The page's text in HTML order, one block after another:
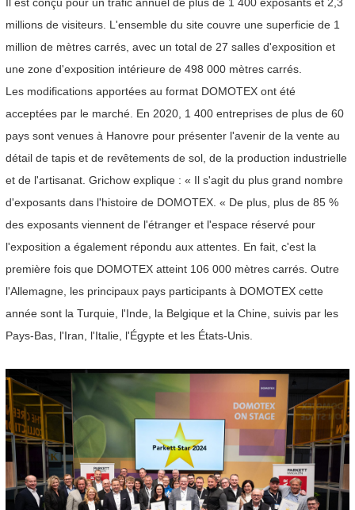
millions de visiteurs. L'ensemble du site couvre une superficie de 1
million de mètres carrés, avec un total de 27 salles d'exposition et
une zone d'exposition intérieure de 498 000 mètres carrés.
Les modifications apportées au format DOMOTEX ont été
acceptées par le marché. En 2020, 1 400 entreprises de plus de 60
pays sont venues à Hanovre pour présenter l'avenir de la vente au
détail de tapis et de revêtements de sol, de la production industrielle
et de l'artisanat. Grichow explique : « Il s'agit du plus grand nombre
d'exposants dans l'histoire de DOMOTEX. « De plus, plus de 85 %
des exposants viennent de l'étranger et l'espace réservé pour
l'exposition a également répondu aux attentes. En fait, c'est la
première fois que DOMOTEX atteint 106 000 mètres carrés. Outre
l'Allemagne, les principaux pays participants à DOMOTEX cette
année sont la Turquie, l'Inde, la Belgique et la Chine, suivis par les
Pays-Bas, l'Iran, l'Italie, l'Égypte et les États-Unis.